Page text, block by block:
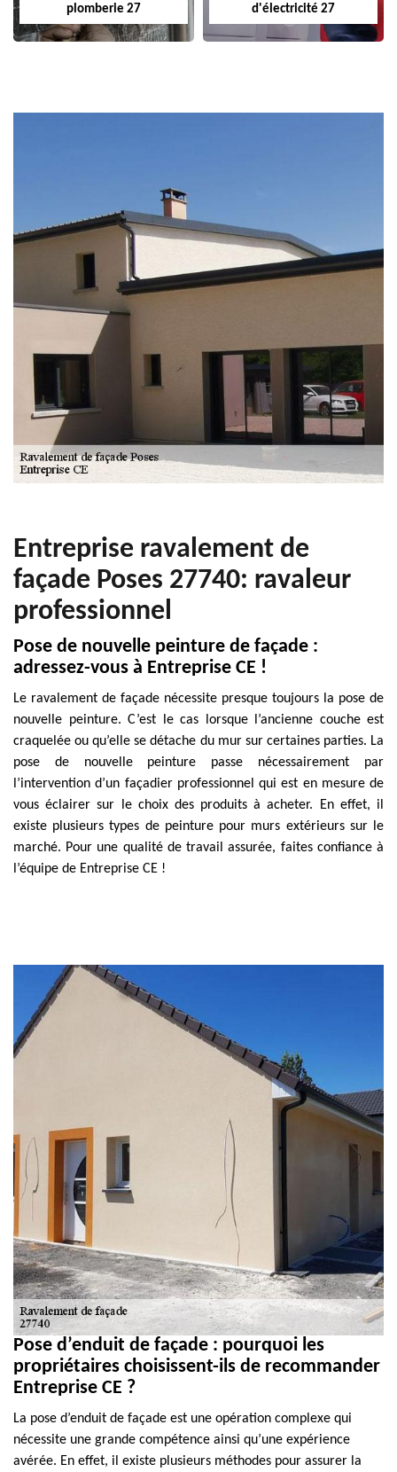
plomberie 27
d'électricité 27
Entreprise ravalement de
façade Poses 27740: ravaleur
professionnel
Pose de nouvelle peinture de façade :
adressez-vous à Entreprise CE !
Le ravalement de façade nécessite presque toujours la pose de
nouvelle peinture. C’est le cas lorsque l’ancienne couche est
craquelée ou qu’elle se détache du mur sur certaines parties. La
pose de nouvelle peinture passe nécessairement par
l’intervention d’un façadier professionnel qui est en mesure de
vous éclairer sur le choix des produits à acheter. En effet, il
existe plusieurs types de peinture pour murs extérieurs sur le
marché. Pour une qualité de travail assurée, faites confiance à
l’équipe de Entreprise CE !
Pose d’enduit de façade : pourquoi les
propriétaires choisissent-ils de recommander
Entreprise CE ?
La pose d’enduit de façade est une opération complexe qui
nécessite une grande compétence ainsi qu’une expérience
avérée. En effet, il existe plusieurs méthodes pour assurer la